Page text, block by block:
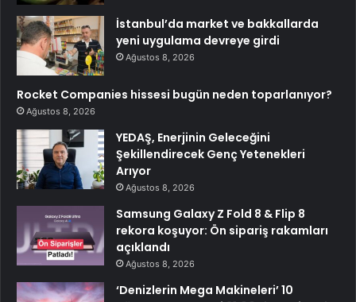
İstanbul’da market ve bakkallarda
yeni uygulama devreye girdi
Ağustos 8, 2026
Rocket Companies hissesi bugün neden toparlanıyor?
Ağustos 8, 2026
YEDAŞ, Enerjinin Geleceğini
Şekillendirecek Genç Yetenekleri
Arıyor
Ağustos 8, 2026
Samsung Galaxy Z Fold 8 & Flip 8
rekora koşuyor: Ön sipariş rakamları
açıklandı
Ağustos 8, 2026
‘Denizlerin Mega Makineleri’ 10